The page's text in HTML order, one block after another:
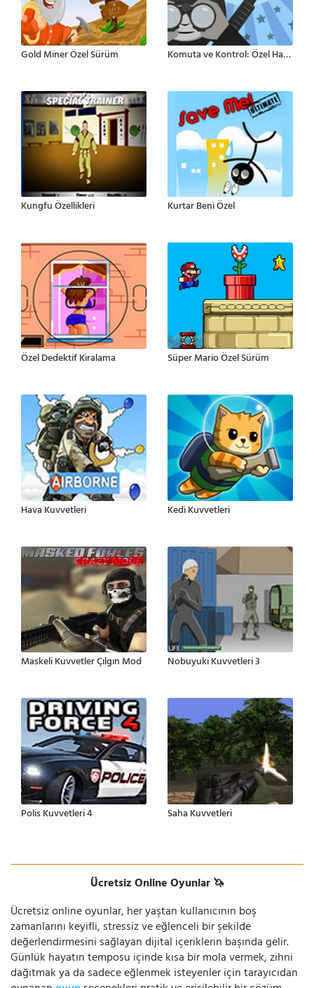
Gold Miner Özel Sürüm Komuta ve Kontrol: Özel Harekat
Kungfu Özellikleri Kurtar Beni Özel
Özel Dedektif Kiralama Süper Mario Özel Sürüm
Hava Kuvvetleri Kedi Kuvvetleri
Maskeli Kuvvetler Çılgın Mod Nobuyuki Kuvvetleri 3
Polis Kuvvetleri 4 Saha Kuvvetleri
Ücretsiz Online Oyunlar 🦄
Ücretsiz online oyunlar, her yaştan kullanıcının boş
zamanlarını keyifli, stressiz ve eğlenceli bir şekilde
değerlendirmesini sağlayan dijital içeriklerin başında gelir.
Günlük hayatın temposu içinde kısa bir mola vermek, zihni
dağıtmak ya da sadece eğlenmek isteyenler için tarayıcıdan